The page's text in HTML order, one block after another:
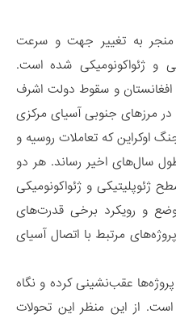
منجر به تغییر جهت و سرعت
و ژئواکونومیکی شده است.
و سقوط دولت اشرف
مرزهای جنوبی آسیای مرکزی
اوکراین که تعاملات روسیه و
سال‌های اخیر رساند. هر دو
ژئوپلیتیکی و ژئواکونومیکی
و رویکرد برخی قدرت‌های
مرتبط با اتصال آسیای
پروژه‌ها عقب‌نشینی کرده و نگاه
از این منظر این تحولات